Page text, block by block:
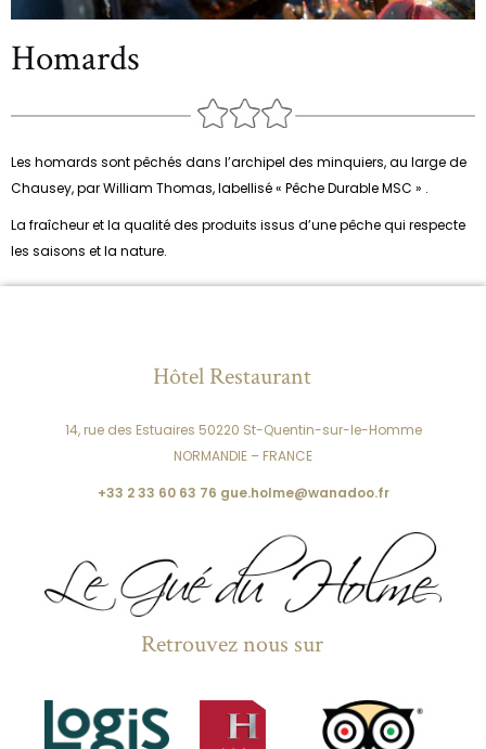
Homards
Les homards sont pêchés dans l’archipel des minquiers, au large de
Chausey, par William Thomas, labellisé « Pêche Durable MSC » .
La fraîcheur et la qualité des produits issus d’une pêche qui respecte
les saisons et la nature.
Hôtel Restaurant
14, rue des Estuaires 50220 St-Quentin-sur-le-Homme
NORMANDIE – FRANCE
+33 2 33 60 63 76 gue.holme@wanadoo.fr
Retrouvez nous sur